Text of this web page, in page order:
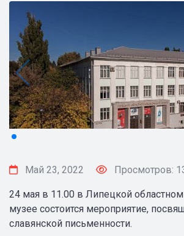
Май 23, 2022 Просмотров:
24 мая в 11.00 в Липецкой
музее состоится мероприятие,
славянской письменности.